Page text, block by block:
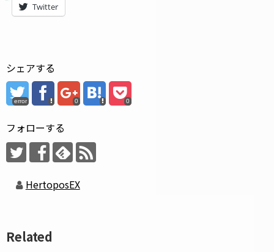
Twitter
シェアする
error 0 0
フォローする
HertoposEX
Related